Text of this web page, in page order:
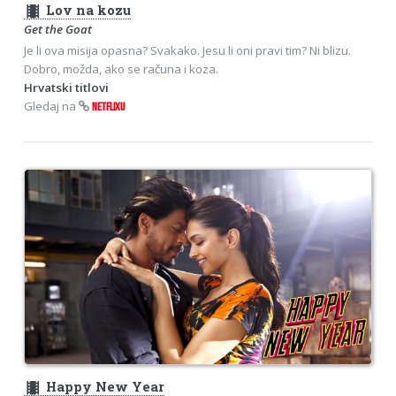
theaters Lov na kozu
Get the Goat
Je li ova misija opasna? Svakako. Jesu li oni pravi tim? Ni blizu.
Dobro, možda, ako se računa i koza.
Hrvatski titlovi
Gledaj na
NETFLIXU
theaters Happy New Year